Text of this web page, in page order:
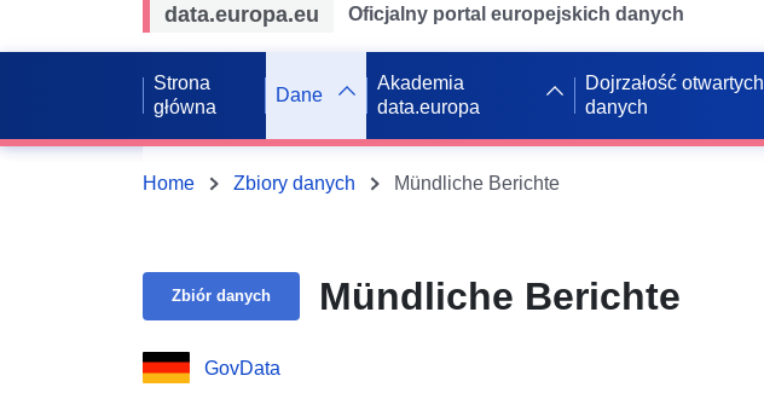
data.europa.eu Oficjalny portal europejskich danych
Strona
główna
Dane
Akademia
data.europa
Dojrzałość otwartych
danych
Home Zbiory danych Mündliche Berichte
Zbiór danych Mündliche Berichte
GovData